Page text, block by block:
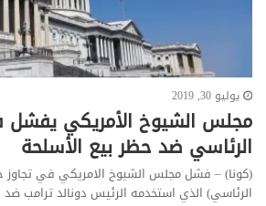
يوليو 30, 2019
مجلس الشيوخ الأمريكي يفشل
الرئاسي ضد حظر بيع الأسلحة
(كونا) – فشل مجلس الشيوخ الامريكي في تجاوز
الرئاسي) الذي استخدمه الرئيس دونالد ترامب